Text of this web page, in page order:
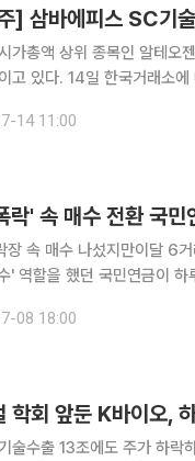
가총액 상위 종목인 알테오
전 10시55분 알테오젠은 전일 대비 10.43% 하락
14 11:00
락' 속 매수 전환 국
매수 나섰지만이달 6거래일간 3112억 순매
할을 했던 국민연금이 하루 만에 다시
기금 등'에는 사학연금·공
08 18:00
학회 앞둔 K바이오,
술수출 13조에도 주가 하락